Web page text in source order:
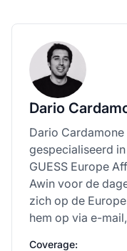
Dario
Dario
gespecialiseerd
GUESS Europe
Awin voor de
zich op de
hem op via e-
Coverage: